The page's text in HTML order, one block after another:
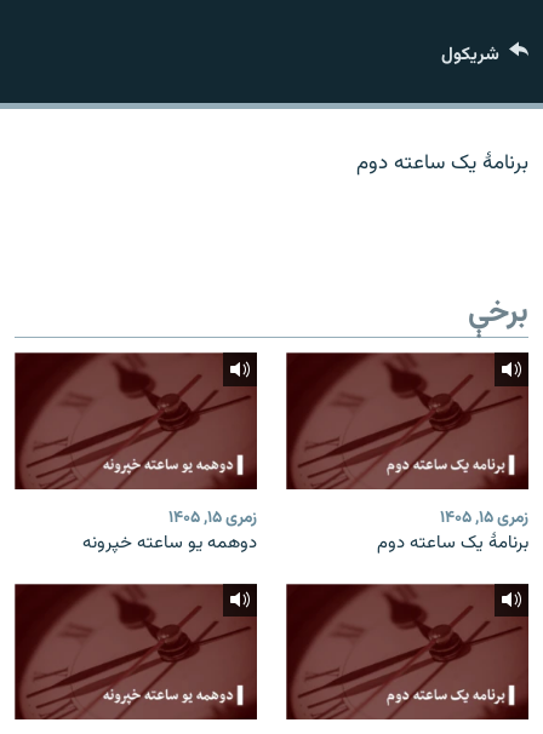
د ازادې اروپا/ ازادي راډيو ټولې پاڼې
شريکول
برنامۀ یک ساعته دوم
برخې
زمری ۱۵, ۱۴۰۵
برنامۀ یک ساعته دوم
زمری ۱۵, ۱۴۰۵
دوهمه یو ساعته خپرونه